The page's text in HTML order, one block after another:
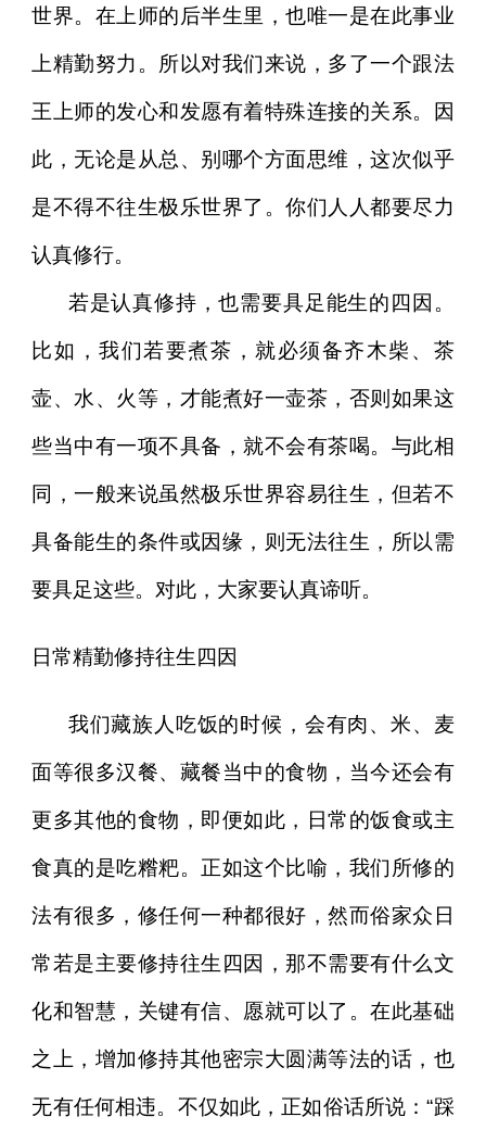
世界。在上师的后半生里，也唯一是在此事业
上精勤努力。所以对我们来说，多了一个跟法
王上师的发心和发愿有着特殊连接的关系。因
此，无论是从总、别哪个方面思维，这次似乎
是不得不往生极乐世界了。你们人人都要尽力
认真修行。
若是认真修持，也需要具足能生的四因。
比如，我们若要煮茶，就必须备齐木柴、茶
壶、水、火等，才能煮好一壶茶，否则如果这
些当中有一项不具备，就不会有茶喝。与此相
同，一般来说虽然极乐世界容易往生，但若不
具备能生的条件或因缘，则无法往生，所以需
要具足这些。对此，大家要认真谛听。
日常精勤修持往生四因
我们藏族人吃饭的时候，会有肉、米、麦
面等很多汉餐、藏餐当中的食物，当今还会有
更多其他的食物，即便如此，日常的饭食或主
食真的是吃糌粑。正如这个比喻，我们所修的
法有很多，修任何一种都很好，然而俗家众日
常若是主要修持往生四因，那不需要有什么文
化和智慧，关键有信、愿就可以了。在此基础
之上，增加修持其他密宗大圆满等法的话，也
无有任何相违。不仅如此，正如俗话所说：“踩